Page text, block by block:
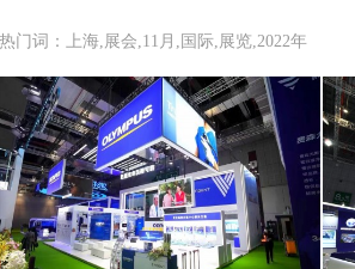
热门词：上海,展会,11月,国际,展览,2022年